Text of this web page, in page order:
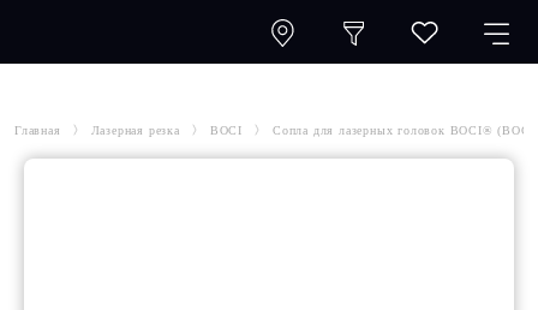
Главная Лазерная резка BOCI Сопла для лазерных головок BOCI®